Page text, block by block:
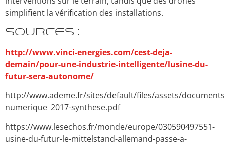
simplifient la vérification des installations.
Sources :
http://www.vinci-energies.com/cest-deja-
demain/pour-une-industrie-intelligente/lusine-du-
futur-sera-autonome/
http://www.ademe.fr/sites/default/files/assets/
numerique_2017-synthese.pdf
https://www.lesechos.fr/monde/europe/030590497551-
usine-du-futur-le-mittelstand-allemand-passe-a-